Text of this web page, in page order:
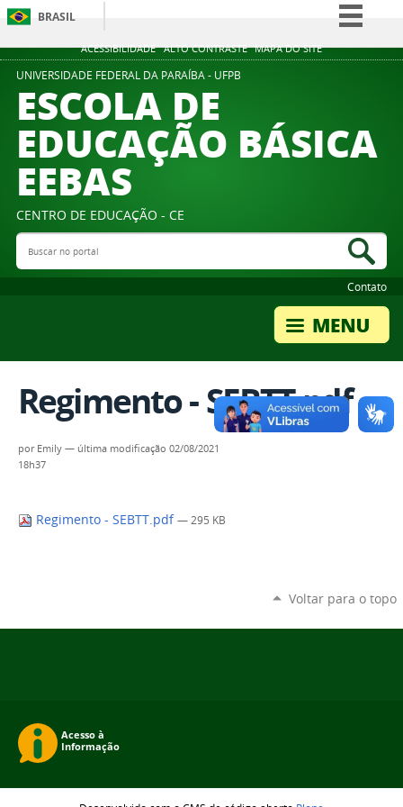
ACESSIBILIDADE ALTO CONTRASTE MAPA DO SITE
BRASIL
Simplifique!
Acesso à informação
Legislação
UNIVERSIDADE FEDERAL DA PARAÍBA - UFPB
ESCOLA DE
EDUCAÇÃO BÁSICA
EEBAS
CENTRO DE EDUCAÇÃO - CE
Buscar no portal
Contato
Regimento - SEBTT.pdf
por Emily — última modificação 02/08/2021
18h37
Regimento - SEBTT.pdf — 295 KB
Voltar para o topo